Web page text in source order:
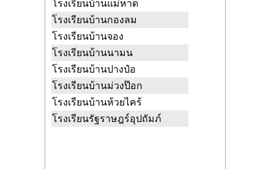
โรงเรียนบ้านแม่หาด
โรงเรียนบ้านกองลม
โรงเรียนบ้านจอง
โรงเรียนบ้านนามน
โรงเรียนบ้านปางป๋อ
โรงเรียนบ้านม่วงป๊อก
โรงเรียนบ้านห้วยไคร้
โรงเรียนรัฐราษฎร์อุปถัมภ์